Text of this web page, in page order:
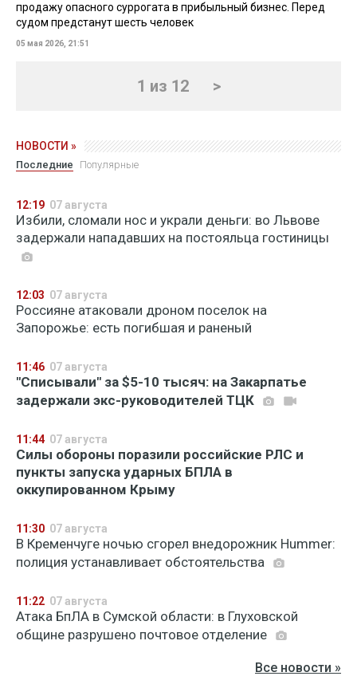
продажу опасного суррогата в прибыльный бизнес. Перед
судом предстанут шесть человек
05 мая 2026, 21:51
1 из 12 >
НОВОСТИ »
Последние Популярные
12:19 07 августа
Избили, сломали нос и украли деньги: во Львове
задержали нападавших на постояльца гостиницы
12:03 07 августа
Россияне атаковали дроном поселок на
Запорожье: есть погибшая и раненый
11:46 07 августа
"Списывали" за $5-10 тысяч: на Закарпатье
задержали экс-руководителей ТЦК
11:44 07 августа
Силы обороны поразили российские РЛС и
пункты запуска ударных БПЛА в
оккупированном Крыму
11:30 07 августа
В Кременчуге ночью сгорел внедорожник Hummer:
полиция устанавливает обстоятельства
11:22 07 августа
Атака БпЛА в Сумской области: в Глуховской
общине разрушено почтовое отделение
Все новости »